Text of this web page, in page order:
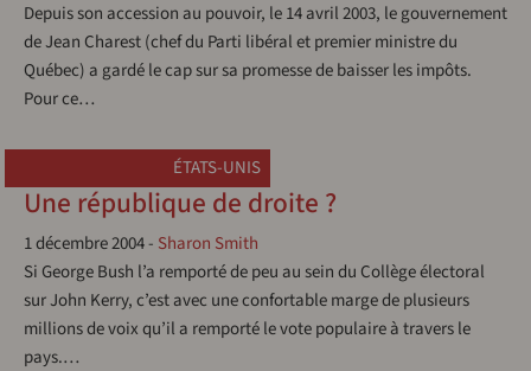
Depuis son accession au pouvoir, le 14 avril 2003, le gouvernement
de Jean Charest (chef du Parti libéral et premier ministre du
Québec) a gardé le cap sur sa promesse de baisser les impôts.
Pour ce…
ÉTATS-UNIS
Une république de droite ?
1 décembre 2004- Sharon Smith
Si George Bush l’a remporté de peu au sein du Collège électoral
sur John Kerry, c’est avec une confortable marge de plusieurs
millions de voix qu’il a remporté le vote populaire à travers le
pays.…